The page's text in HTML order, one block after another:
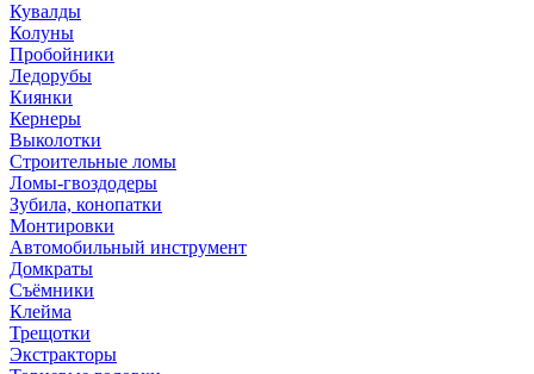
Кувалды
Колуны
Пробойники
Ледорубы
Киянки
Кернеры
Выколотки
Строительные ломы
Ломы-гвоздодеры
Зубила, конопатки
Монтировки
Автомобильный инструмент
Домкраты
Съёмники
Клейма
Трещотки
Экстракторы